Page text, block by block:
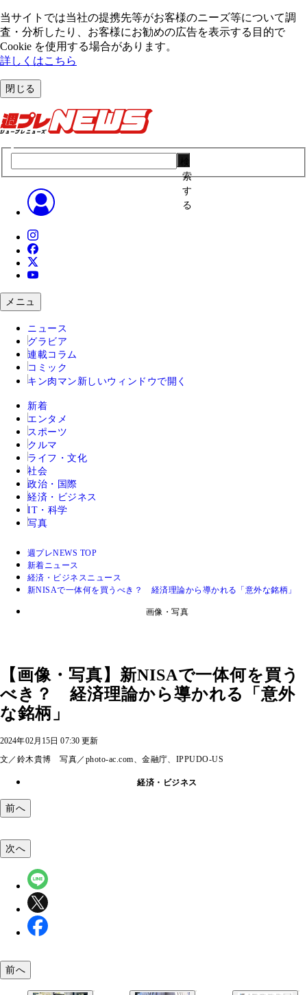
当サイトでは当社の提携先等がお客様のニーズ等について調
査・分析したり、お客様にお勧めの広告を表⽰する⽬的で
Cookie を使⽤する場合があります。
詳しくはこちら
閉じる
索
す
る
メニュ
ニュース
グラビア
連載コラム
コミック
キン肉マン 新しいウィンドウで開く
新着
エンタメ
スポーツ
クルマ
ライフ・文化
社会
政治・国際
経済・ビジネス
IT・科学
写真
週プレNEWS TOP
新着ニュース
経済・ビジネスニュース
新NISAで一体何を買うべき？ 経済理論から導かれる「意外な銘柄」
画像・写真
【画像・写真】新NISAで一体何を買う
べき？ 経済理論から導かれる「意外
な銘柄」
2024年02月15日 07:30 更新
文／鈴木貴博 写真／photo-ac.com、金融庁、IPPUDO-US
経済・ビジネス
前へ
次へ
前へ